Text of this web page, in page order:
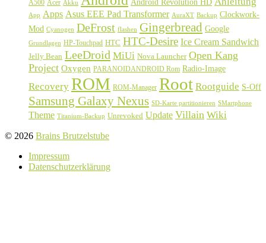
A500 Acer Akku
App Apps Asus EEE Pad Transformer AuraXT Backup Clockwork-
Mod Cyanogen DeFrost flashen Gingerbread Google
Grundlagen HP-Touchpad HTC HTC-Desire Ice Cream Sandwich
Jelly Bean LeeDroid MiUi Nova Launcher Open Kang
Project Oxygen PARANOIDANDROID Rom Radio-Image
Recovery ROM ROM-Manager Root Rootguide S-Off
Samsung Galaxy Nexus SD-Karte partitionieren SMartphone
Theme Titanium-Backup Unrevoked Update Villain Wiki
© 2026 Brains Brutzelstube
Impressum
Datenschutzerklärung